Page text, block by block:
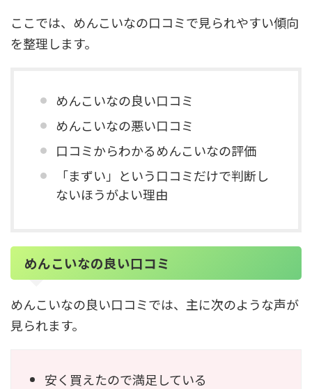
ここでは、めんこいなの口コミで見られやすい傾向
を整理します。
めんこいなの良い口コミ
めんこいなの悪い口コミ
口コミからわかるめんこいなの評価
「まずい」という口コミだけで判断し
ないほうがよい理由
めんこいなの良い口コミ
めんこいなの良い口コミでは、主に次のような声が
見られます。
安く買えたので満足している